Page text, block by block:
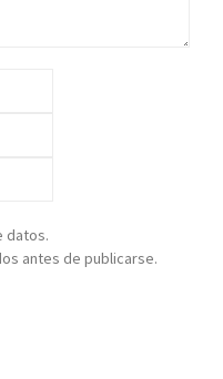
datos.
antes de publicarse.